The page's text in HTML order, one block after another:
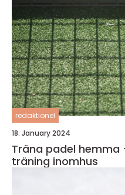
redaktionel
18. January 2024
Träna padel hemma
träning inomhus